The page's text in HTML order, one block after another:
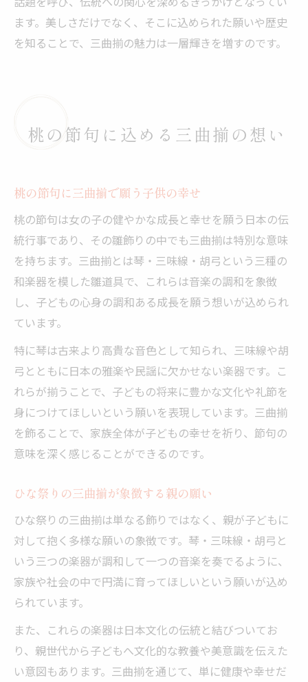
ます。美しさだけでなく、そこに込められた願いや歴史
を知ることで、三曲揃の魅力は一層輝きを増すのです。
桃の節句に込める三曲揃の想い
桃の節句に三曲揃で願う子供の幸せ
桃の節句は女の子の健やかな成長と幸せを願う日本の伝
統行事であり、その雛飾りの中でも三曲揃は特別な意味
を持ちます。三曲揃とは琴・三味線・胡弓という三種の
和楽器を模した雛道具で、これらは音楽の調和を象徴
し、子どもの心身の調和ある成長を願う想いが込められ
ています。
特に琴は古来より高貴な音色として知られ、三味線や胡
弓とともに日本の雅楽や民謡に欠かせない楽器です。こ
れらが揃うことで、子どもの将来に豊かな文化や礼節を
身につけてほしいという願いを表現しています。三曲揃
を飾ることで、家族全体が子どもの幸せを祈り、節句の
意味を深く感じることができるのです。
ひな祭りの三曲揃が象徴する親の願い
ひな祭りの三曲揃は単なる飾りではなく、親が子どもに
対して抱く多様な願いの象徴です。琴・三味線・胡弓と
いう三つの楽器が調和して一つの音楽を奏でるように、
家族や社会の中で円満に育ってほしいという願いが込め
られています。
また、これらの楽器は日本文化の伝統と結びついてお
り、親世代から子どもへ文化的な教養や美意識を伝えた
い意図もあります。三曲揃を通じて、単に健康や幸せだ